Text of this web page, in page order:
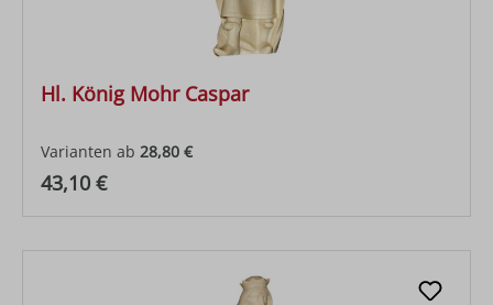
Hl. König Mohr Caspar
Varianten ab 28,80 €
Regulärer Preis:
43,10 €